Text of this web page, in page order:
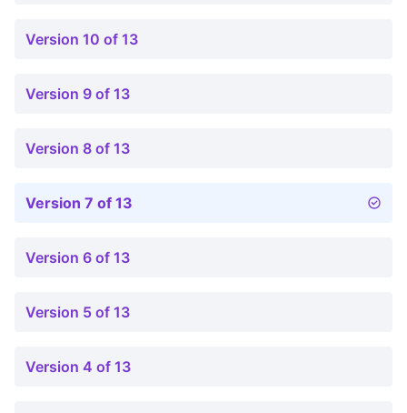
Version 10 of 13
Version 9 of 13
Version 8 of 13
Version 7 of 13
Version 6 of 13
Version 5 of 13
Version 4 of 13